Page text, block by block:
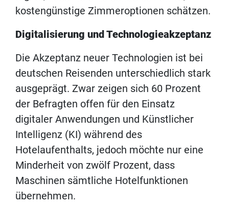
kostengünstige Zimmeroptionen schätzen.
Digitalisierung und Technologieakzeptanz
Die Akzeptanz neuer Technologien ist bei
deutschen Reisenden unterschiedlich stark
ausgeprägt. Zwar zeigen sich 60 Prozent
der Befragten offen für den Einsatz
digitaler Anwendungen und Künstlicher
Intelligenz (KI) während des
Hotelaufenthalts, jedoch möchte nur eine
Minderheit von zwölf Prozent, dass
Maschinen sämtliche Hotelfunktionen
übernehmen.